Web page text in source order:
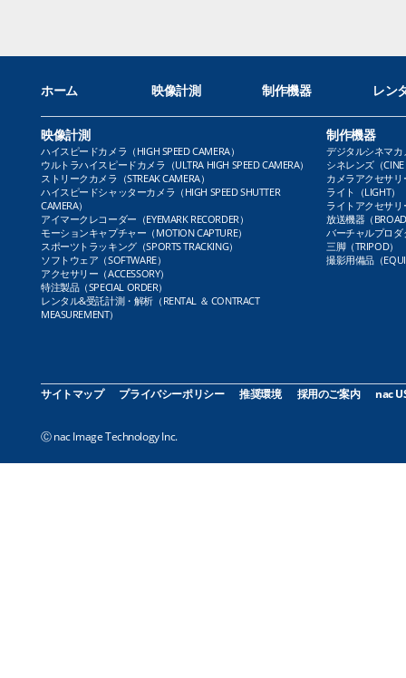
ホーム 映像計測 制作機器 レン
映像計測
ハイスピードカメラ（HIGH SPEED CAMERA）
ウルトラハイスピードカメラ（ULTRA HIGH SPEED CAMERA）
ストリークカメラ（STREAK CAMERA）
ハイスピードシャッターカメラ（HIGH SPEED SHUTTER
CAMERA）
アイマークレコーダー（EYEMARK RECORDER）
モーションキャプチャー（MOTION CAPTURE）
スポーツトラッキング（SPORTS TRACKING）
ソフトウェア（SOFTWARE）
アクセサリー（ACCESSORY）
特注製品（SPECIAL ORDER）
レンタル&受託計測・解析（RENTAL ＆ CONTRACT
MEASUREMENT）
制作機器
デジタルシネマカ
シネレンズ（CINE
カメラアクセサリ
ライト（LIGHT）
ライトアクセサリ
放送機器（
バーチャルプロダ
三脚（TRIPOD）
撮影用備品（
サイトマップ プライバシーポリシー 推奨環境 採用のご案内 nac
Ⓒ nac Image Technology Inc.